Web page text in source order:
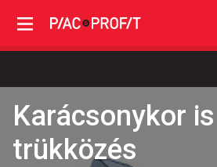
Karácsonykor
trükközés